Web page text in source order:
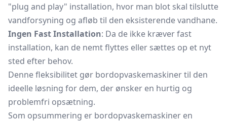
"plug and play" installation, hvor man blot skal tilslutte
vandforsyning og afløb til den eksisterende vandhane.
Ingen Fast Installation: Da de ikke kræver fast
installation, kan de nemt flyttes eller sættes op et nyt
sted efter behov.
Denne fleksibilitet gør bordopvaskemaskiner til den
ideelle løsning for dem, der ønsker en hurtig og
problemfri opsætning.
Som opsummering er bordopvaskemaskiner en